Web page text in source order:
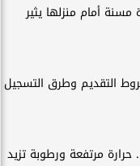
أمام منزلها يثير
2027.. شروط التقديم وطرق التسجيل
مرتفعة ورطوبة تزيد